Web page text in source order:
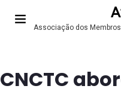
Associação dos
CNCTC